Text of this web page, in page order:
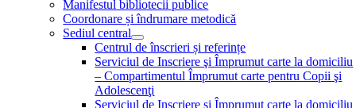
Manifestul bibliotecii publice
Coordonare și îndrumare metodică
Sediul central
Centrul de înscrieri și referințe
Serviciul de Inscriere şi Împrumut carte la domiciliu
– Compartimentul Împrumut carte pentru Copii şi
Adolescenţi
Serviciul de Inscriere şi Împrumut carte la domiciliu